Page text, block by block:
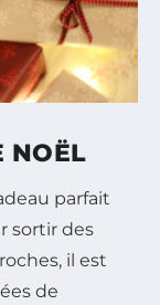
NOËL
parfait
sortir des
il est
de